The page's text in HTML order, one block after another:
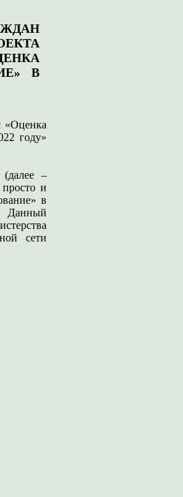
В
«Оценка
году»
(далее –
и
в
Данный
сети